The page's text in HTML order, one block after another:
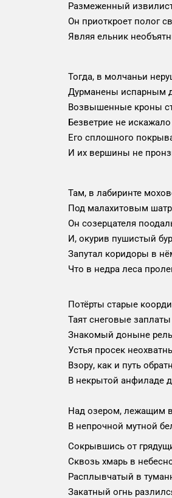
Размеженный
Он приоткроет полог
Являя ельник
Тогда, в молчаньи
Дурманены испарным
Возвышенные кроны
Безветрие не искажало
Его сплошного
И их вершины не
Там, в лабиринте
Под малахитовым
Он созерцателя
И, окурив пушистый
Запутал коридоры в
Что в недра леса
Потёрты старые
Таят снеговые заплаты
Знакомый доныне
Устья просек
Взору, как и путь
В некрытой анфиладе
Над озером, лежащим в
В непрочной мутной
Сокрывшись от
Сквозь хмарь в
Расплывчатый в
Закатный огнь